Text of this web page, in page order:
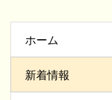
ホーム
新着情報